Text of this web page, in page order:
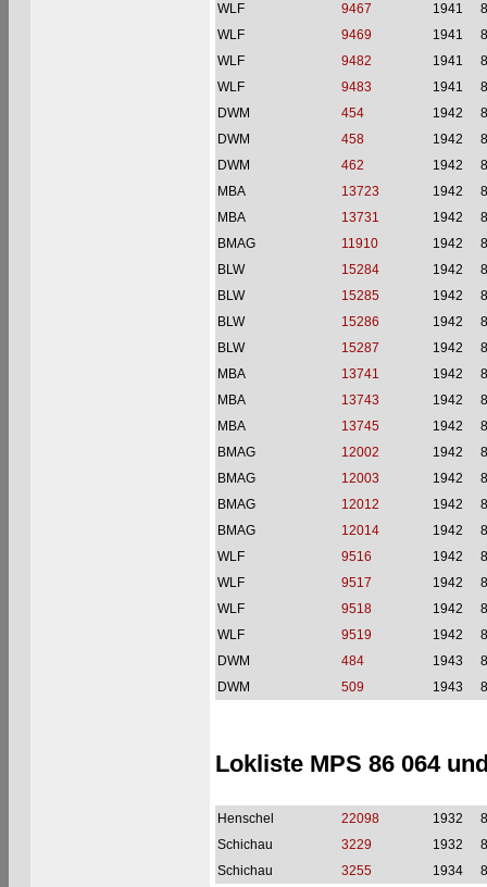
WLF
9467 1941
WLF
9469 1941
WLF
9482 1941
WLF
9483 1941
DWM
454 1942
DWM
458 1942
DWM
462 1942
MBA
13723 1942
MBA
13731 1942
BMAG
11910 1942
BLW
15284 1942
BLW
15285 1942
BLW
15286 1942
BLW
15287 1942
MBA
13741 1942
MBA
13743 1942
MBA
13745 1942
BMAG
12002 1942
BMAG
12003 1942
BMAG
12012 1942
BMAG
12014 1942
WLF
9516 1942
WLF
9517 1942
WLF
9518 1942
WLF
9519 1942
DWM
484 1943
DWM
509 1943
Lokliste MPS 86 064
Henschel 22098 1932
Schichau
3229 1932
Schichau
3255 1934